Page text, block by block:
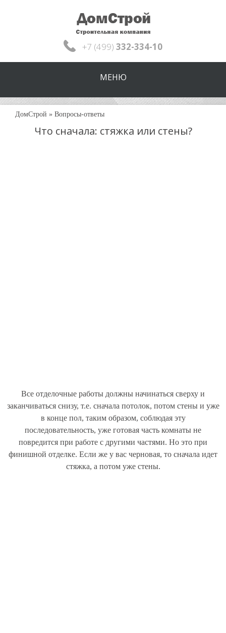
+7 (499) 332-334-10
МЕНЮ
ДомСтрой » Вопросы-ответы
Что сначала: стяжка или стены?
Все отделочные работы должны начинаться сверху и
заканчиваться снизу, т.е. сначала потолок, потом стены и уже
в конце пол, таким образом, соблюдая эту
последовательность, уже готовая часть комнаты не
повредится при работе с другими частями. Но это при
финишной отделке. Если же у вас черновая, то сначала идет
стяжка, а потом уже стены.